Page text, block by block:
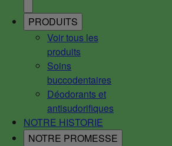
PRODUITS
Voir tous les
produits
Soins
buccodentaires
Déodorants et
antisudorifiques
NOTRE HISTORIE
NOTRE PROMESSE